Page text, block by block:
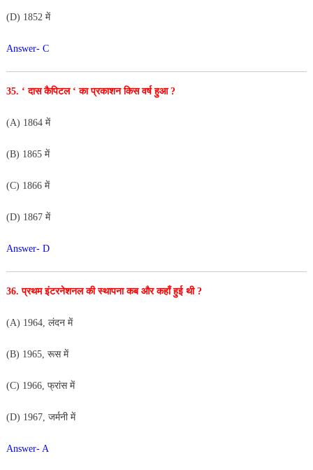
(D) 1852 में
Answer- C
35. ‘ दास कैपिटल ‘ का प्रकाशन किस वर्ष हुआ ?
(A) 1864 में
(B) 1865 में
(C) 1866 में
(D) 1867 में
Answer- D
36. प्रथम इंटरनेशनल की स्थापना कब और कहाँ हुई थी ?
(A) 1964, लंदन में
(B) 1965, रूस में
(C) 1966, फ्रांस में
(D) 1967, जर्मनी में
Answer- A